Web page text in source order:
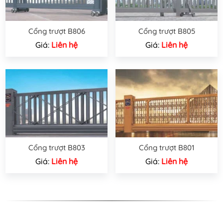
Cổng trượt B806
Giá: Liên hệ
Cổng trượt B805
Giá: Liên hệ
Cổng trượt B803
Giá: Liên hệ
Cổng trượt B801
Giá: Liên hệ